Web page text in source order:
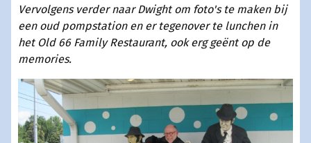
Vervolgens verder naar Dwight om foto's te maken bij
een oud pompstation en er tegenover te lunchen in
het Old 66 Family Restaurant, ook erg geënt op de
memories.